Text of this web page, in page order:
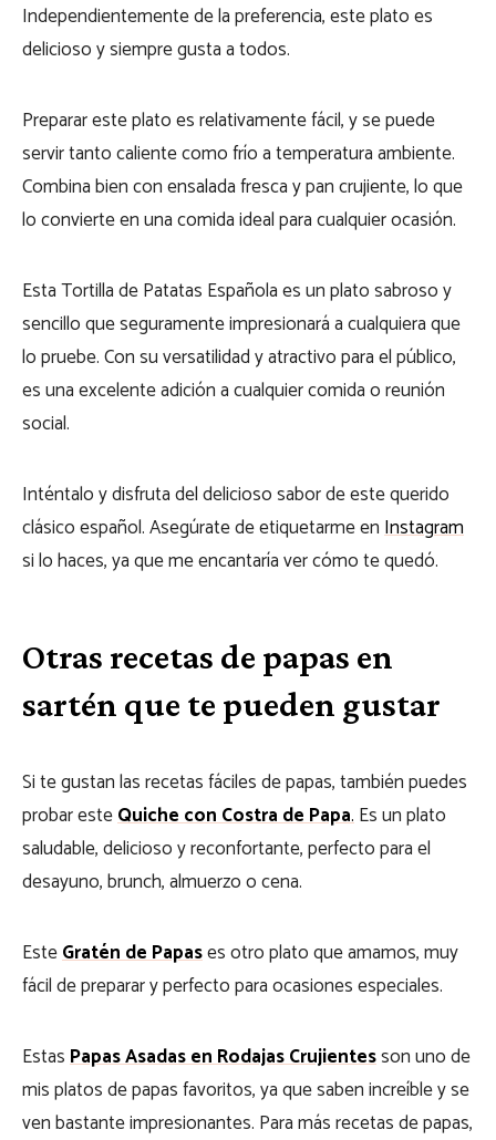
Independientemente de la preferencia, este plato es
delicioso y siempre gusta a todos.
Preparar este plato es relativamente fácil, y se puede
servir tanto caliente como frío a temperatura ambiente.
Combina bien con ensalada fresca y pan crujiente, lo que
lo convierte en una comida ideal para cualquier ocasión.
Esta Tortilla de Patatas Española es un plato sabroso y
sencillo que seguramente impresionará a cualquiera que
lo pruebe. Con su versatilidad y atractivo para el público,
es una excelente adición a cualquier comida o reunión
social.
Inténtalo y disfruta del delicioso sabor de este querido
clásico español. Asegúrate de etiquetarme enInstagram
si lo haces, ya que me encantaría ver cómo te quedó.
Otras recetas de papas en
sartén que te pueden gustar
Si te gustan las recetas fáciles de papas, también puedes
probar esteQuiche con Costra de Papa.Es un plato
saludable, delicioso y reconfortante, perfecto para el
desayuno, brunch, almuerzo o cena.
EsteGratén de Papases otro plato que amamos, muy
fácil de preparar y perfecto para ocasiones especiales.
EstasPapas Asadas en Rodajas Crujientesson uno de
mis platos de papas favoritos, ya que saben increíble y se
ven bastante impresionantes. Para más recetas de papas,